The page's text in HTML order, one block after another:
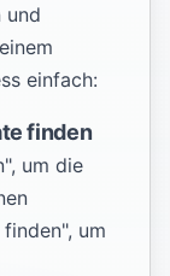
und
einfach:
finden
um die
um